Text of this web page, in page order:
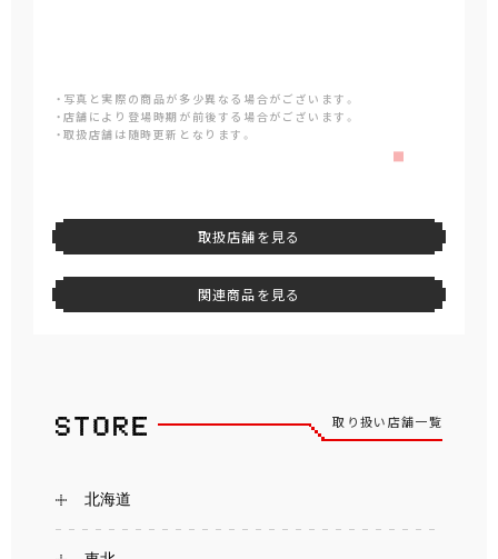
・写真と実際の商品が多少異なる場合がございます。
・店舗により登場時期が前後する場合がございます。
・取扱店舗は随時更新となります。
取扱店舗を見る
関連商品を見る
取り扱い店舗一覧
北海道